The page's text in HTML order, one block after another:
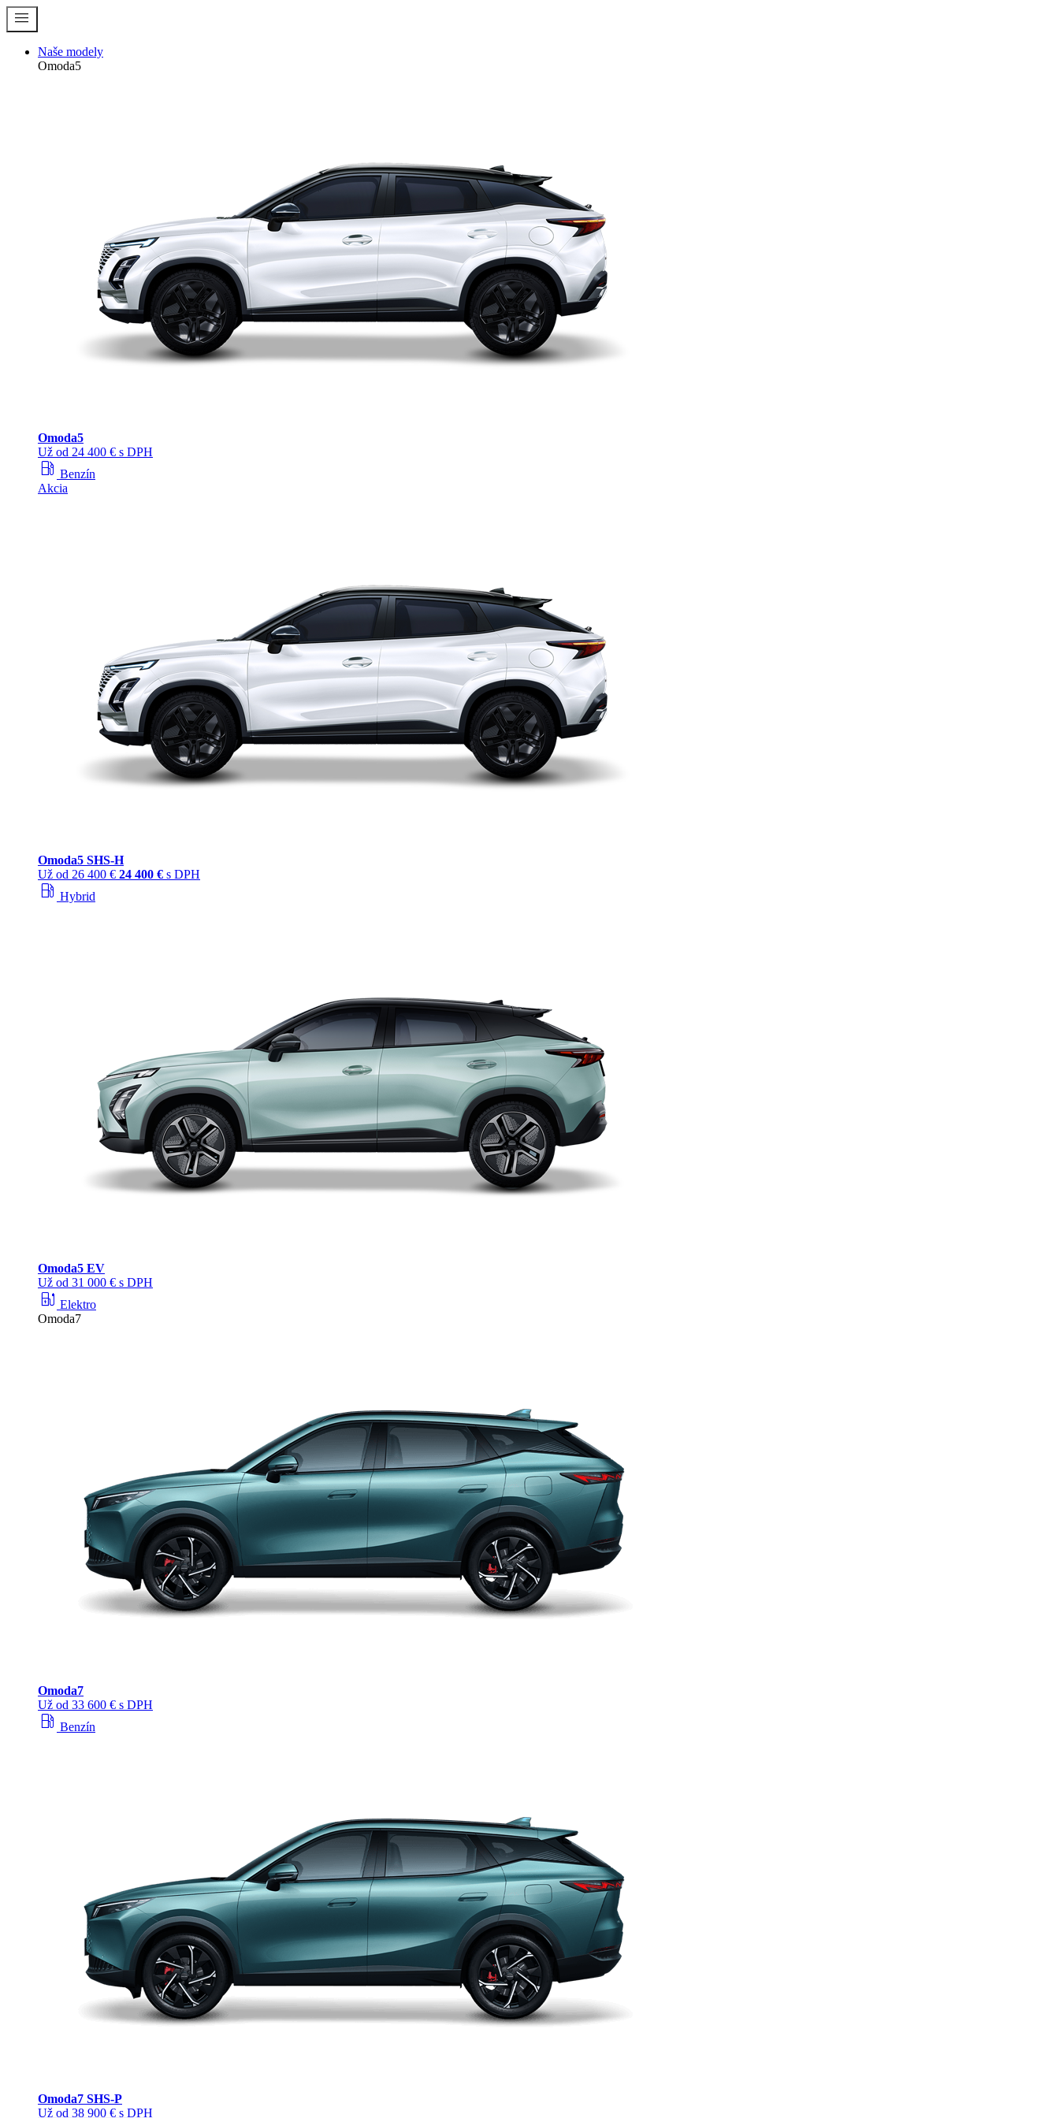
menu
Naše modely
Omoda5
Omoda5
Už od 24 400 € s DPH
local_gas_station Benzín
Akcia
Omoda5 SHS‑H
Už od 26 400 € 24 400 € s DPH
local_gas_station Hybrid
Omoda5 EV
Už od 31 000 € s DPH
ev_station Elektro
Omoda7
Omoda7
Už od 33 600 € s DPH
local_gas_station Benzín
Omoda7 SHS-P
Už od 38 900 € s DPH